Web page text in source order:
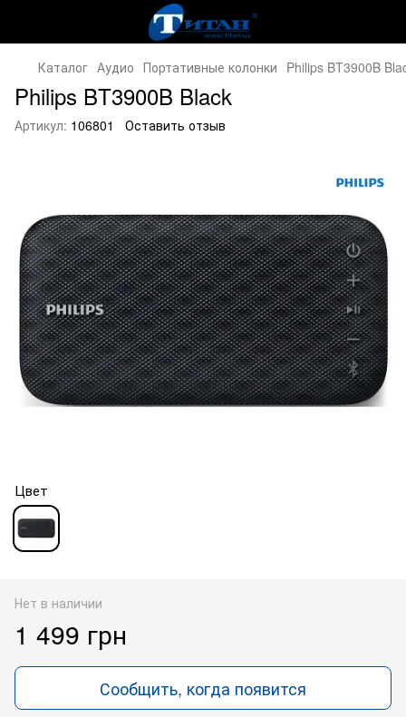
Каталог Аудио Портативные колонки Philips BT3900B
Philips BT3900B Black
Артикул: 106801 Оставить отзыв
Цвет
Нет в наличии
1 499 грн
Сообщить, когда появится